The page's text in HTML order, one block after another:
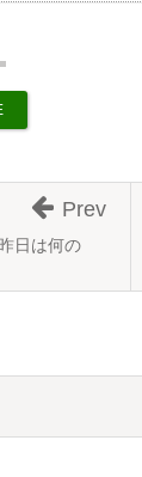
日は何の
Prev